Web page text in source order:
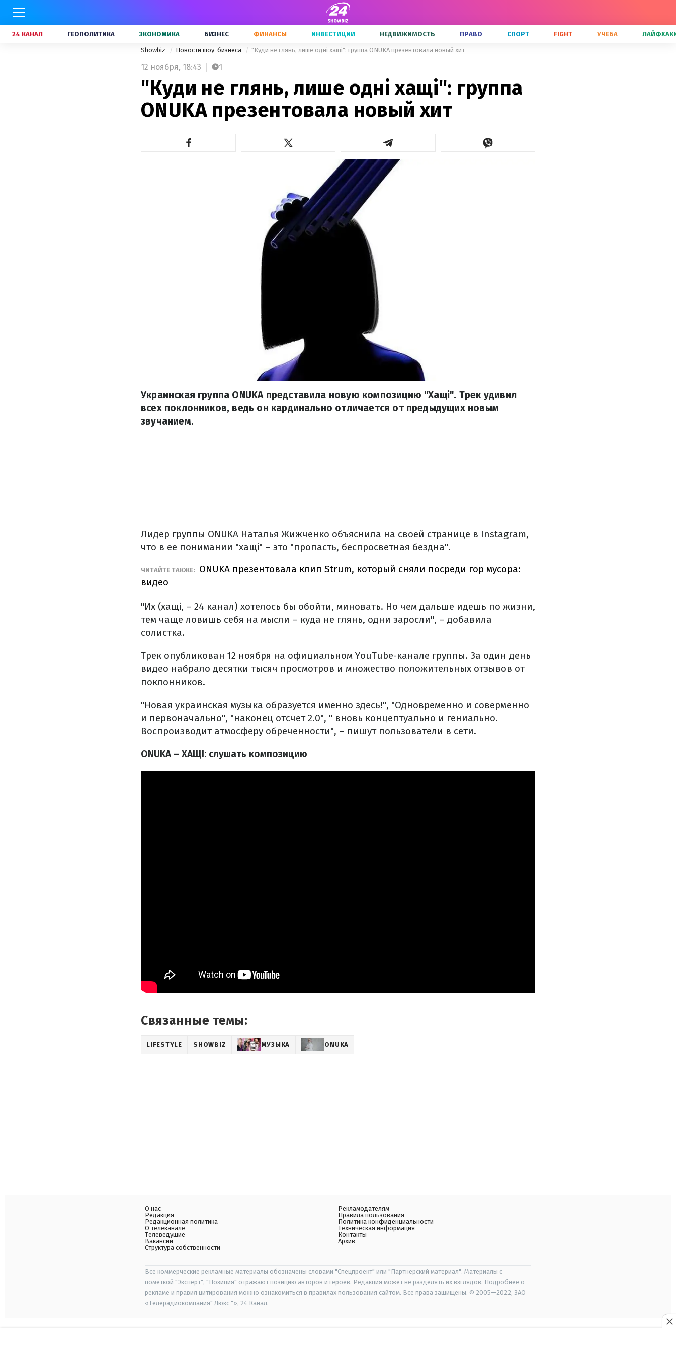
24 КАНАЛ ГЕОПОЛИТИКА ЭКОНОМИКА БИЗНЕС ФИНАНСЫ ИНВЕСТИЦИИ НЕДВИЖИМОСТЬ ПРАВО СПОРТ FIGHT УЧЕБА
Showbiz Новости шоу-бизнеса "Куди не глянь, лише одні хащі": группа ONUKA презентовала новый хит
12 ноября, 18:43 1
"Куди не глянь, лише одні хащі": группа
ONUKA презентовала новый хит
Украинская группа ONUKA представила новую композицию "Хащі". Трек удивил
всех поклонников, ведь он кардинально отличается от предыдущих новым
звучанием.
Лидер группы ONUKA Наталья Жижченко объяснила на своей странице в Instagram,
что в ее понимании "хащі" – это "пропасть, беспросветная бездна".
ЧИТАЙТЕ ТАКЖЕ:
ONUKA презентовала клип Strum, который сняли посреди гор мусора:
видео
"Их (хащі, – 24 канал) хотелось бы обойти, миновать. Но чем дальше идешь по жизни,
тем чаще ловишь себя на мысли – куда не глянь, одни заросли", – добавила
солистка.
Трек опубликован 12 ноября на официальном YouTube-канале группы. За один день
видео набрало десятки тысяч просмотров и множество положительных отзывов от
поклонников.
"Новая украинская музыка образуется именно здесь!", "Одновременно и соверменно
и первоначально", "наконец отсчет 2.0", " вновь концептуально и гениально.
Воспроизводит атмосферу обреченности", – пишут пользователи в сети.
ONUKA – ХАЩІ: слушать композицию
Связанные темы:
LIFESTYLE SHOWBIZ МУЗЫКА ONUKA
О нас
Редакция
Редакционная политика
О телеканале
Телеведущие
Вакансии
Структура собственности
Рекламодателям
Правила пользования
Политика конфиденциальности
Техническая информация
Контакты
Архив
Все коммерческие рекламные материалы обозначены словами "Спецпроект" или "Партнерский материал". Материалы с
пометкой "Эксперт", "Позиция" отражают позицию авторов и героев. Редакция может не разделять их взглядов. Подробнее о
рекламе и правил цитирования можно ознакомиться в правилах пользования сайтом. Все права защищены. © 2005—2022, ЗАО
«Телерадиокомпания" Люкс "», 24 Канал.